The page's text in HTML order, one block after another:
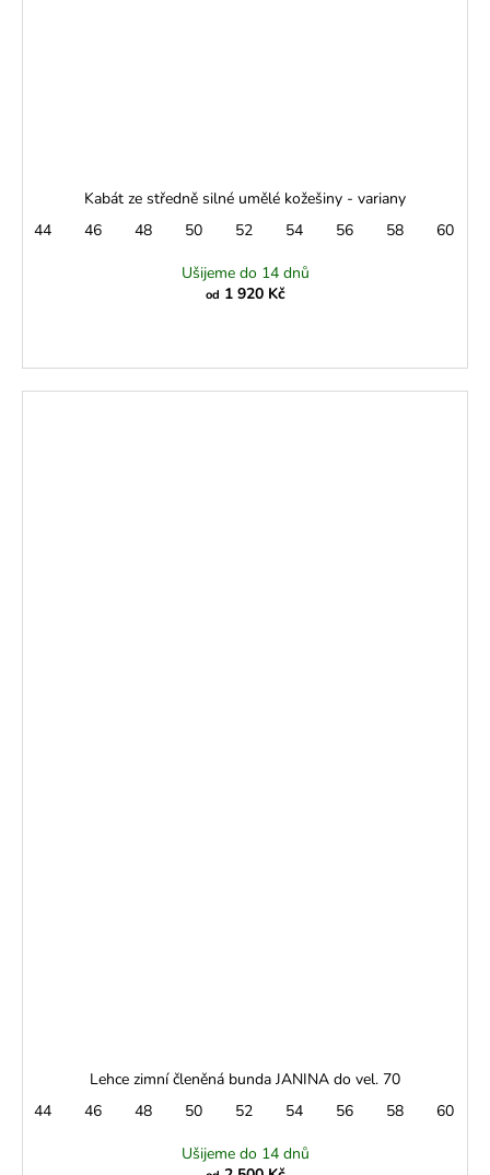
Kabát ze středně silné umělé kožešiny - variany
44
46 48 50 52 54 56 58 60
Ušijeme do 14 dnů
od 1 920 Kč
Lehce zimní členěná bunda JANINA do vel. 70
44
46 48 50 52 54 56 58 60
Ušijeme do 14 dnů